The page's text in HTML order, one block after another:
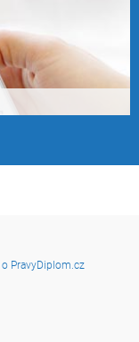
o PravyDiplom.cz